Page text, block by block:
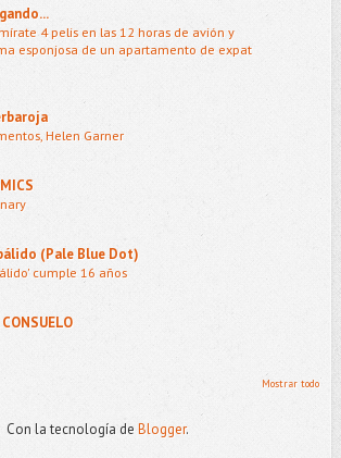
4 pelis en las 12 horas de avión y
esponjosa de un apartamento de expat
Helen Garner
(Pale Blue Dot)
cumple 16 años
Mostrar todo
Con la tecnología de Blogger.